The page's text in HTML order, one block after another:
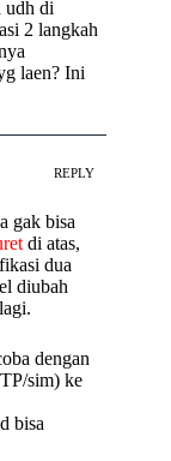
udh di
2 langkah
laen? Ini
REPLY
gak bisa
di atas,
dua
diubah
dengan
sim) ke
bisa